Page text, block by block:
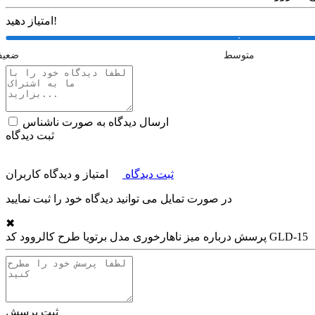
امتیاز دهید!
متوسط
ارسال دیدگاه به صورت ناشناس
ثبت دیدگاه
ثبت دیدگاه امتیاز و دیدگاه کاربران
در صورت تمایل می توانید دیدگاه خود را ثبت نمایید
✖
پرسش درباره میز ناهارخوری مدل برتویا طرح کالروود کد GLD-15
ثبت پرسش